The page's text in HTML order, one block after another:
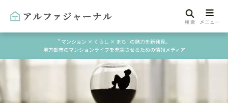
" マンション × くらし × まち "の魅力を新発見。
地方都市のマンションライフを充実させるための情報メディア